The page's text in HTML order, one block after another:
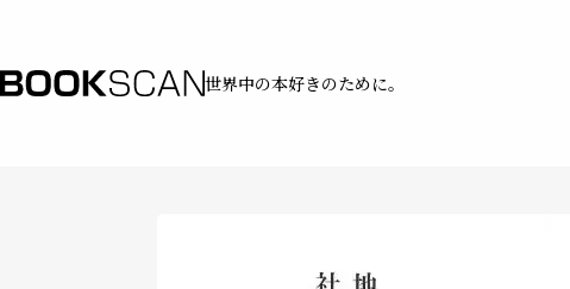
世界中の本好きのために。